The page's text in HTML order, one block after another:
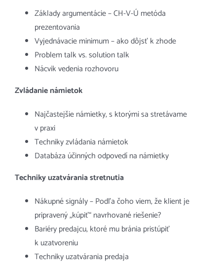
Základy argumentácie – CH-V-Ú metóda
prezentovania
Vyjednávacie minimum – ako dôjsť k zhode
Problem talk vs. solution talk
Nácvik vedenia rozhovoru
Zvládanie námietok
Najčastejšie námietky, s ktorými sa stretávame
v praxi
Techniky zvládania námietok
Databáza účinných odpovedí na námietky
Techniky uzatvárania stretnutia
Nákupné signály – Podľa čoho viem, že klient je
pripravený „kúpiť“ navrhované riešenie?
Bariéry predajcu, ktoré mu bránia pristúpiť
k uzatvoreniu
Techniky uzatvárania predaja